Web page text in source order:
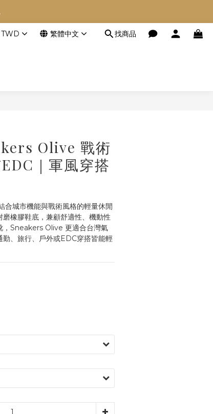
TWD 繁體中文 找商品
Olive 戰術
｜軍風穿搭
城市機能與戰術風格的輕量休閒
橡膠鞋底，兼顧舒適性、機動性
，Sneakers Olive 更適合台灣氣
、旅行、戶外或EDC穿搭皆能輕